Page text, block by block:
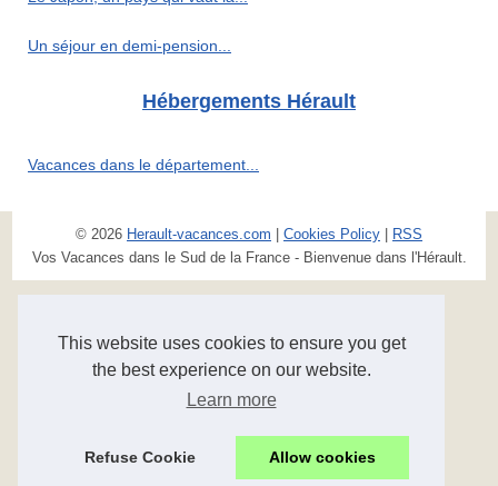
This website uses cookies to ensure you get
the best experience on our website.
Learn more
Refuse Cookie Allow cookies
Un séjour en demi-pension...
Hébergements Hérault
Vacances dans le département...
© 2026 Herault-vacances.com | Cookies Policy | RSS
Vos Vacances dans le Sud de la France - Bienvenue dans l'Hérault.